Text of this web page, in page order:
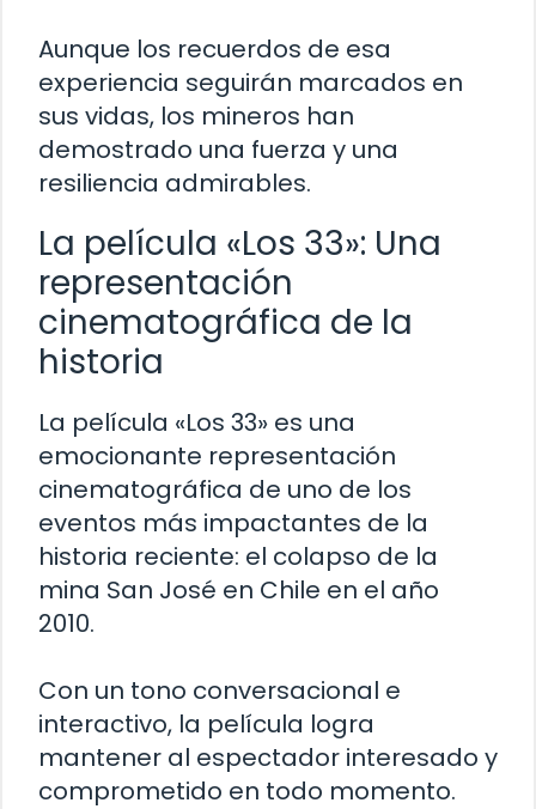
Aunque los recuerdos de esa
experiencia seguirán marcados en
sus vidas, los mineros han
demostrado una fuerza y una
resiliencia admirables.
La película «Los 33»: Una
representación
cinematográfica de la
historia
La película «Los 33» es una
emocionante representación
cinematográfica de uno de los
eventos más impactantes de la
historia reciente: el colapso de la
mina San José en Chile en el año
2010.
Con un tono conversacional e
interactivo, la película logra
mantener al espectador interesado y
comprometido en todo momento.